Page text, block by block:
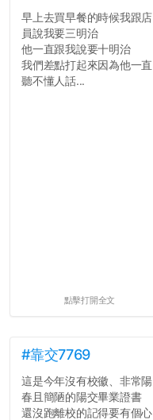
早上去買早餐的時候我跟店
員說我要三明治
他一直跟我說要十明治
我們差點打起來因為他一直
聽不懂人話...
點擊打開全文
#靠交7769
這是今年沒有校徽、非常陽
春且簡陋的陽交畢業證書
還沒跑離校的記得要有個心